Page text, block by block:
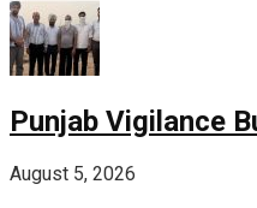
Punjab Vigilance
August 5, 2026